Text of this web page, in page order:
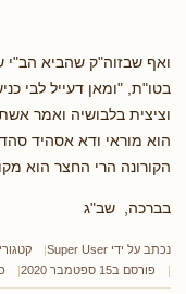
ואף שבזוה"ק שהביא הב"י
בטו"ת, "ומאן דעייל לבי
וציצית בלבושיה ואמר
הוא מוראי ודא אסהיד
הקורונה הרי החצר הוא
בברכה, שב"ג
נכתב על ידי Super User
פורסם ב15 ספטמבר 2020